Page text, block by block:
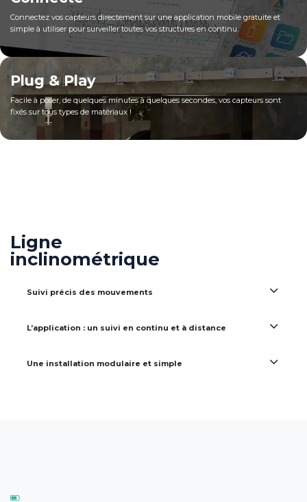
Connectez vos capteurs directement sur une application mobile gratuite et
simple à utiliser pour surveiller toutes vos structures en continu.
Plug & Play
Facile à poser, de quelques minutes à quelques secondes, vos capteurs sont
fixés sur tous types de matériaux !
Ligne
inclinométrique
Suivi précis des mouvements
L’application : un suivi en continu et à distance
Une installation modulaire et simple